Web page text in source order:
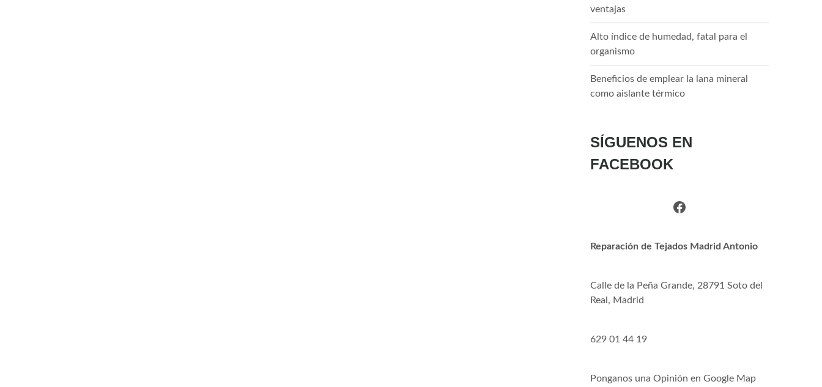
ventajas
Alto índice de humedad, fatal para el
organismo
Beneficios de emplear la lana mineral
como aislante térmico
SÍGUENOS EN
FACEBOOK
Facebook
Reparación de Tejados Madrid Antonio
Calle de la Peña Grande, 28791 Soto del
Real, Madrid
629 01 44 19
Ponganos una Opinión en Google Map